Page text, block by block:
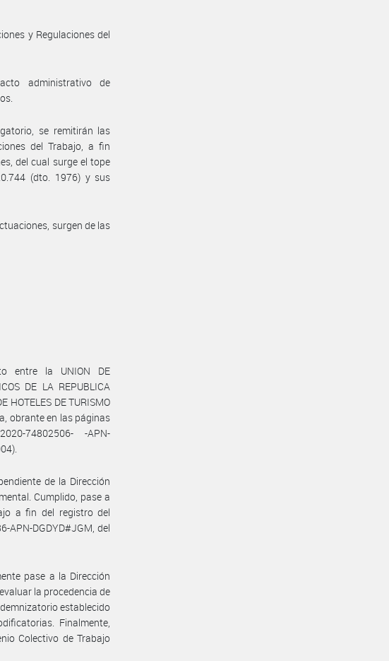
y Regulaciones del
administrativo de
se remitirán las
del Trabajo, a fin
del cual surge el tope
(dto. 1976) y sus
surgen de las
entre la UNION DE
DE LA REPUBLICA
HOTELES DE TURISMO
obrante en las páginas
74802506- -APN-
de la Dirección
Cumplido, pase a
a fin del registro del
APN-DGDYD#JGM, del
pase a la Dirección
la procedencia de
establecido
Finalmente,
Colectivo de Trabajo